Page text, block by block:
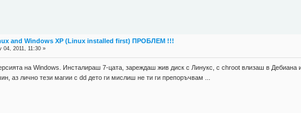
and Windows XP (Linux installed first) ПРОБЛЕМ !!!
04, 2011, 11:30 »
на Windows. Инсталираш 7-цата, зареждаш жив диск с Линукс, с chroot влизаш в Дебиана
аз лично тези магии с dd дето ги мислиш не ти ги препоръчвам ...